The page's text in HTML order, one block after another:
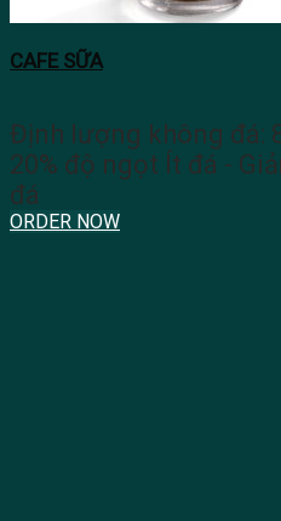
CAFE SỮA
Định lượng không đá:
20% độ ngọt Ít đá -
đá
ORDER NOW